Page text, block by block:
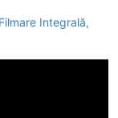
Integrală,